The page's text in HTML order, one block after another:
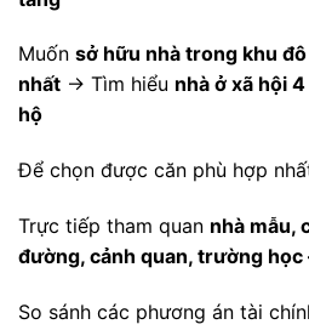
Muốn sở hữu nhà trong khu
nhất → Tìm hiểu nhà ở xã hội
hộ
Để chọn được căn phù hợp
Trực tiếp tham quan nhà mẫu,
đường, cảnh quan, trường học
So sánh các phương án tài